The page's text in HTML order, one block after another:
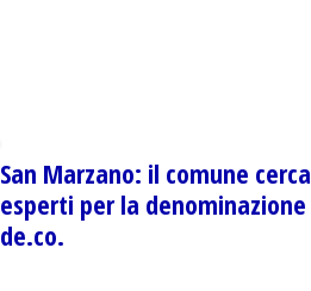
San Marzano: il comune cerca
esperti per la denominazione
de.co.